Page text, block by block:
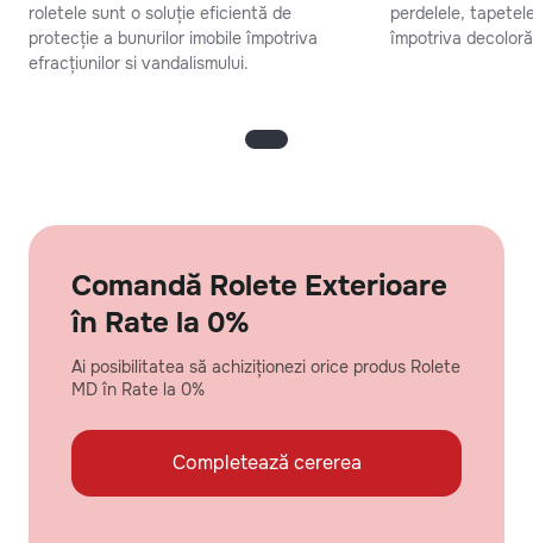
roletele sunt o soluție eficientă de
protecție a bunurilor imobile împotriva
efracțiunilor si vandalismului.
perdelele,
împotriva
Comandă Rolete Exterioare
în Rate la 0%
Ai posibilitatea să achiziționezi orice produs Rolete
MD în Rate la 0%
Completează cererea